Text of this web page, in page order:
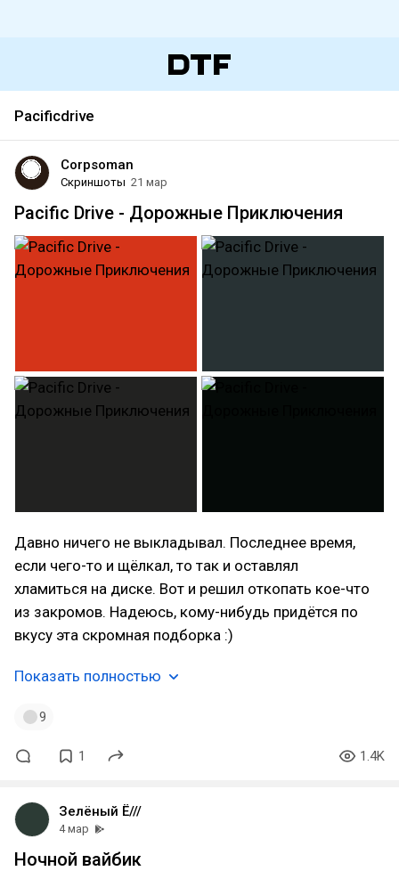
Pacificdrive
Corpsoman
Скриншоты 21 мар
Pacific Drive - Дорожные Приключения
Давно ничего не выкладывал. Последнее время,
если чего-то и щёлкал, то так и оставлял
хламиться на диске. Вот и решил откопать кое-что
из закромов. Надеюсь, кому-нибудь придётся по
вкусу эта скромная подборка :)
Показать полностью
9
1 1.4K
Зелёный Ё///
4 мар
Ночной вайбик